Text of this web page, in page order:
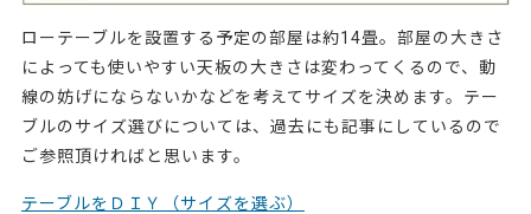
ローテーブルを設置する予定の部屋は約14畳。部屋の大きさ
によっても使いやすい天板の大きさは変わってくるので、動
線の妨げにならないかなどを考えてサイズを決めます。テー
ブルのサイズ選びについては、過去にも記事にしているので
ご参照頂ければと思います。
テーブルをＤＩＹ（サイズを選ぶ）